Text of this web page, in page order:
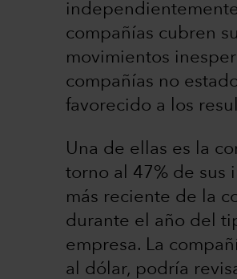
compañías cubren
movimientos
compañías no
favorecido a los
Una de ellas es la
torno al 47% de sus
más reciente de la
durante el año del
empresa. La
al dólar, podría